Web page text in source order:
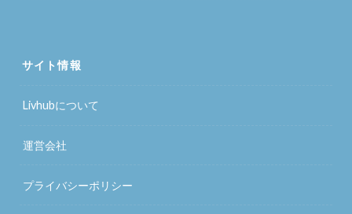
サイト情報
Livhubについて
運営会社
プライバシーポリシー